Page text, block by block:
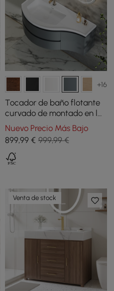
+16
Tocador de baño flotante
curvado de montado en la
pared, gabinete de baño
semicircular
Nuevo Precio Más Bajo
899,99€ 999,99 €
Venta de stock